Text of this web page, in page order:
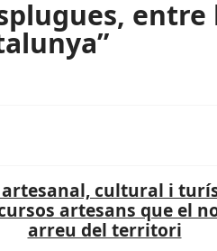
entre
cultural i
artesans que el
arreu del territori